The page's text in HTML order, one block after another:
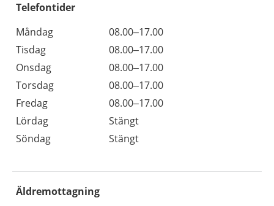
Telefontider
Måndag
08.00–17.00
Tisdag
08.00–17.00
Onsdag
08.00–17.00
Torsdag
08.00–17.00
Fredag
08.00–17.00
Lördag
Stängt
Söndag
Stängt
Äldremottagning